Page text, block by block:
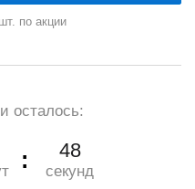
по акции
осталось:
47
секунд